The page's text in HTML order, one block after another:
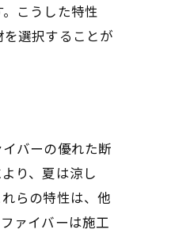
こうした特性
選択することが
バーの優れた断
り、夏は涼し
らの特性は、他
ァイバーは施工